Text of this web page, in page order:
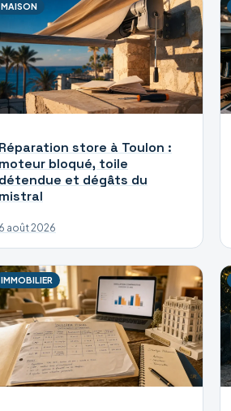
MAISON
Réparation store à Toulon :
moteur bloqué, toile
détendue et dégâts du
mistral
6 août 2026
IMMOBILIER